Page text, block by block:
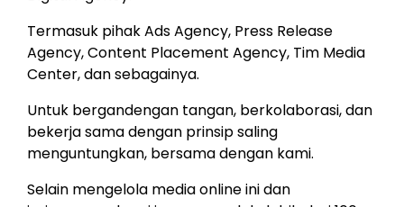
Termasuk pihak Ads Agency, Press Release
Agency, Content Placement Agency, Tim Media
Center, dan sebagainya.
Untuk bergandengan tangan, berkolaborasi, dan
bekerja sama dengan prinsip saling
menguntungkan, bersama dengan kami.
Selain mengelola media online ini dan